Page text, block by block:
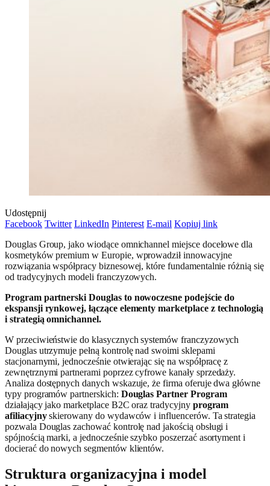
Udostępnij
Facebook Twitter LinkedIn Pinterest E-mail Kopiuj link
Douglas Group, jako wiodące omnichannel miejsce docelowe dla
kosmetyków premium w Europie, wprowadził innowacyjne
rozwiązania współpracy biznesowej, które fundamentalnie różnią się
od tradycyjnych modeli franczyzowych.
Program partnerski Douglas to nowoczesne podejście do
ekspansji rynkowej, łączące elementy marketplace z technologią
i strategią omnichannel.
W przeciwieństwie do klasycznych systemów franczyzowych
Douglas utrzymuje pełną kontrolę nad swoimi sklepami
stacjonarnymi, jednocześnie otwierając się na współpracę z
zewnętrznymi partnerami poprzez cyfrowe kanały sprzedaży.
Analiza dostępnych danych wskazuje, że firma oferuje dwa główne
typy programów partnerskich: Douglas Partner Program
działający jako marketplace B2C oraz tradycyjny program
afiliacyjnyskierowany do wydawców i influencerów. Ta strategia
pozwala Douglas zachować kontrolę nad jakością obsługi i
spójnością marki, a jednocześnie szybko poszerzać asortyment i
docierać do nowych segmentów klientów.
Struktura organizacyjna i model